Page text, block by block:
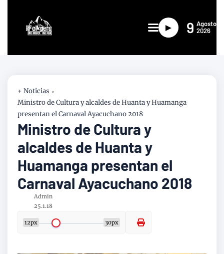
► 9 Agosto
2026
+ Noticias
Ministro de Cultura y alcaldes de Huanta y Huamanga
presentan el Carnaval Ayacuchano 2018
Ministro de Cultura y
alcaldes de Huanta y
Huamanga presentan el
Carnaval Ayacuchano 2018
Admin
25.1.18
12px 30px